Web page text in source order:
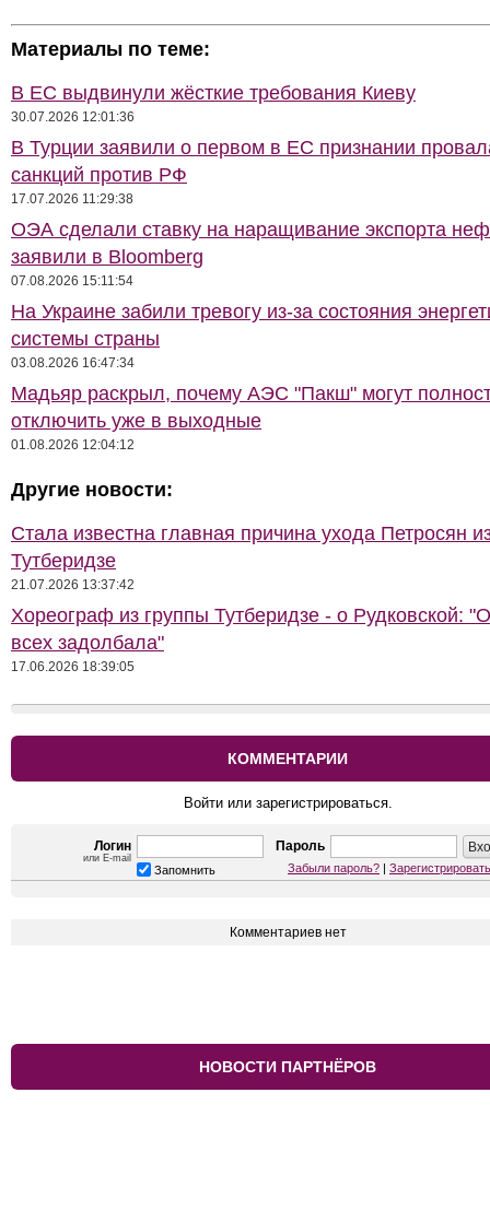
Материалы по теме:
В ЕС выдвинули жёсткие требования Киеву
30.07.2026 12:01:36
В Турции заявили о первом в ЕС признании
санкций против РФ
17.07.2026 11:29:38
ОЭА сделали ставку на наращивание экспорта
заявили в Bloomberg
07.08.2026 15:11:54
На Украине забили тревогу из-за состояния
системы страны
03.08.2026 16:47:34
Мадьяр раскрыл, почему АЭС "Пакш" могут
отключить уже в выходные
01.08.2026 12:04:12
Другие новости:
Стала известна главная причина ухода Петросян
Тутберидзе
21.07.2026 13:37:42
Хореограф из группы Тутберидзе - о Рудковской:
всех задолбала"
17.06.2026 18:39:05
КОММЕНТАРИИ
Войти или зарегистрироваться.
Логин
или E-mail
Пароль
Запомнить Забыли пароль? |
Комментариев нет
НОВОСТИ ПАРТНЁРОВ